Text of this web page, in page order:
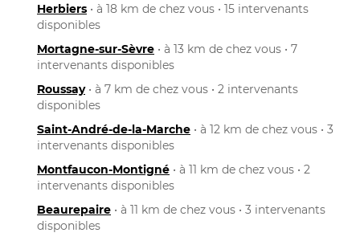
Herbiers • à 18 km de chez vous • 15 intervenants
disponibles
Mortagne-sur-Sèvre • à 13 km de chez vous • 7
intervenants disponibles
Roussay• à 7 km de chez vous • 2 intervenants
disponibles
Saint-André-de-la-Marche • à 12 km de chez vous • 3
intervenants disponibles
Montfaucon-Montigné • à 11 km de chez vous • 2
intervenants disponibles
Beaurepaire • à 11 km de chez vous • 3 intervenants
disponibles